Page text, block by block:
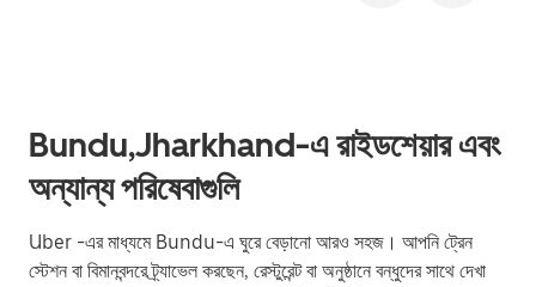
Bundu,Jharkhand-এ রাইডশেয়ার এবং
অন্যান্য পরিষেবাগুলি
Uber -এর মাধ্যমে Bundu-এ ঘুরে বেড়ানো আরও সহজ। আপনি ট্রেন
স্টেশন বা বিমানবন্দরে ট্র্যাভেল করছেন, রেস্টুরেন্ট বা অনুষ্ঠানে বন্ধুদের সাথে দেখা